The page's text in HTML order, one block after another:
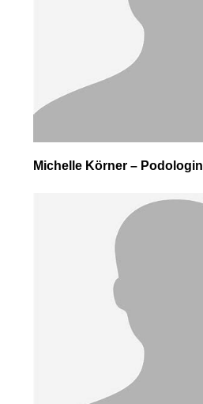
Michelle Körner – Podologin